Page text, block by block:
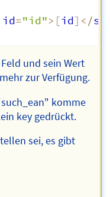
id="id"> [id] < /
und sein Wert
zur Verfügung.
komme
key gedrückt.
sei, es gibt